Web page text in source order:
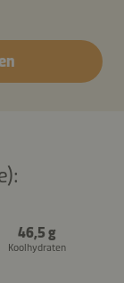
46,5 g
Koolhydraten